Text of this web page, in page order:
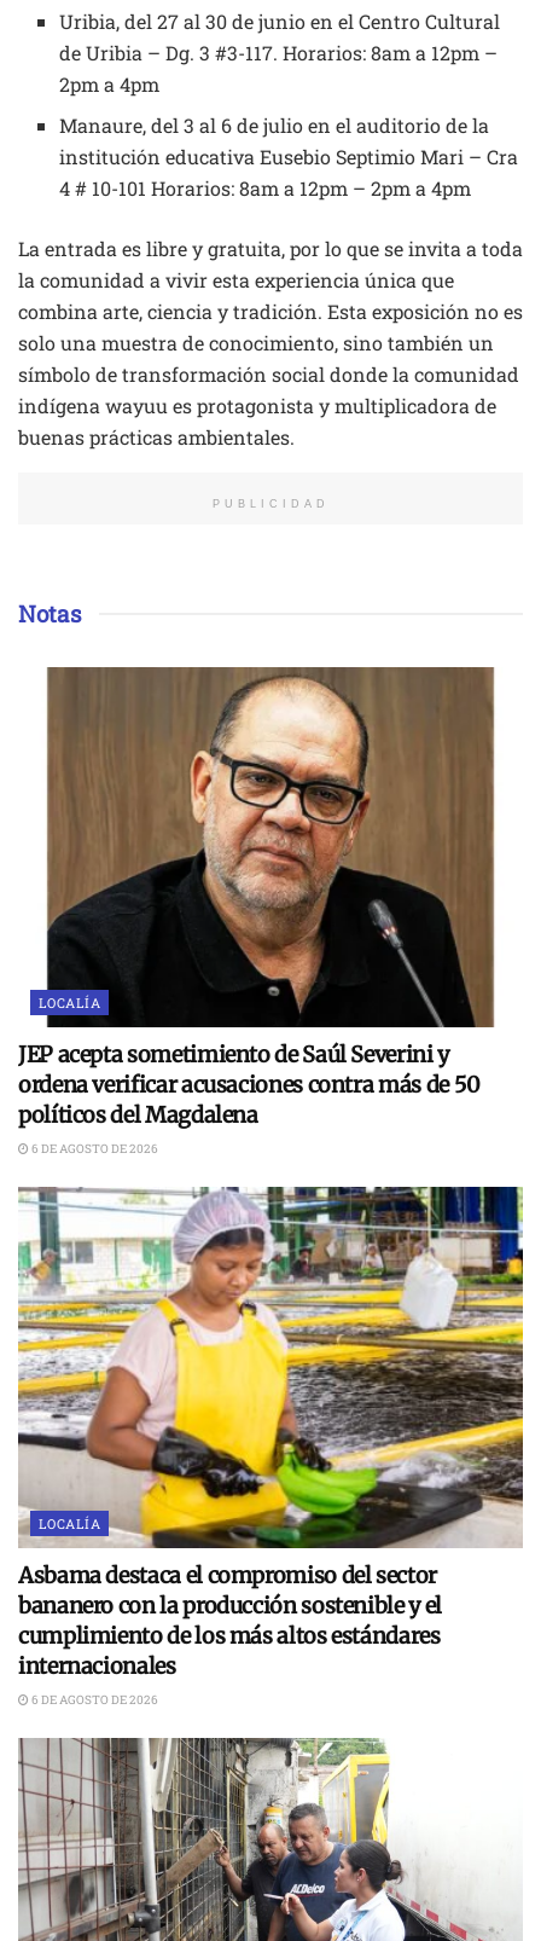
Uribia, del 27 al 30 de junio en el Centro Cultural
de Uribia – Dg. 3 #3-117. Horarios: 8am a 12pm –
2pm a 4pm
Manaure, del 3 al 6 de julio en el auditorio de la
institución educativa Eusebio Septimio Mari – Cra
4 # 10-101 Horarios: 8am a 12pm – 2pm a 4pm
La entrada es libre y gratuita, por lo que se invita a toda
la comunidad a vivir esta experiencia única que
combina arte, ciencia y tradición. Esta exposición no es
solo una muestra de conocimiento, sino también un
símbolo de transformación social donde la comunidad
indígena wayuu es protagonista y multiplicadora de
buenas prácticas ambientales.
PUBLICIDAD
Notas
LOCALÍA
JEP acepta sometimiento de Saúl Severini y
ordena verificar acusaciones contra más de 50
políticos del Magdalena
6 DE AGOSTO DE 2026
LOCALÍA
Asbama destaca el compromiso del sector
bananero con la producción sostenible y el
cumplimiento de los más altos estándares
internacionales
6 DE AGOSTO DE 2026